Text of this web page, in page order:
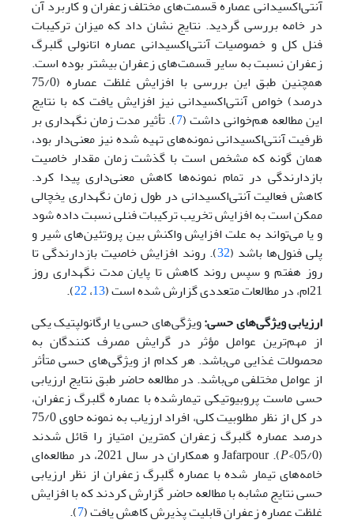
آنتی‌اکسیدانی عصاره قسمت‌های مختلف زعفران و کاربرد آن
در خامه بررسی گردید. نتایج نشان داد که میزان ترکیبات
فنل کل و خصوصیات آنتی‌اکسیدانی عصاره اتانولی گلبرگ
زعفران نسبت به سایر قسمت‌های زعفران بیشتر بوده است.
همچنین طبق این بررسی با افزایش غلظت عصاره (75/0
درصد) خواص آنتی‌اکسیدانی نیز افزایش یافت که با نتایج
این مطالعه هم‌خوانی داشت (7). تأثیر مدت زمان نگهداری بر
ظرفیت آنتی‌اکسیدانی نمونه‌های تهیه شده نیز معنی‌دار بود،
همان گونه که مشخص است با گذشت زمان مقدار خاصیت
بازدارندگی در تمام نمونه‌ها کاهش معنی‌داری پیدا کرد.
کاهش فعالیت آنتی‌اکسیدانی در طول زمان نگهداری یخچالی
ممکن است به افزایش تخریب ترکیبات فنلی نسبت داده شود
و یا می‌تواند به علت افزایش واکنش بین پروتئین‌های شیر و
پلی فنول‌ها باشد (32). روند افزایش خاصیت بازدارندگی تا
روز هفتم و سپس روند کاهش تا پایان مدت نگهداری روز
21ام، در مطالعات متعددی گزارش شده است (
13،22
).
ارزیابی ویژگی‌های حسی:ویژگی‌های حسی یا ارگانولپتیک یکی
از مهم‌ترین عوامل مؤثر در گرایش مصرف ‌کنندگان به
محصولات غذایی می‌باشد. هر کدام از ویژگی‌های حسی متأثر
از عوامل مختلفی می‌باشد. در مطالعه حاضر طبق نتایج ارزیابی
حسی ماست پروبیوتیکی تیمارشده با عصاره گلبرگ زعفران،
در کل از نظر مطلوبیت کلی، افراد ارزیاب به نمونه حاوی 75/0
درصد عصاره گلبرگ زعفران کمترین امتیاز را قائل شدند
(05/0>
P
). Jafarpour و همکاران در سال 2021، در مطالعه‌ای
خامه‌های تیمار شده با عصاره گلبرگ زعفران از نظر ارزیابی
حسی نتایج مشابه با مطالعه حاضر گزارش کردند که با افزایش
غلظت عصاره زعفران قابلیت پذیرش کاهش یافت (7
).